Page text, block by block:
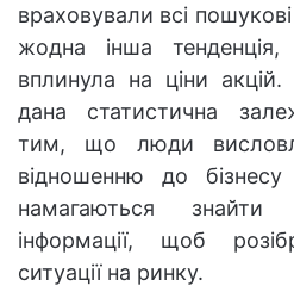
враховували всі
жодна інша тенденція,
вплинула на ціни
дана статистична
тим, що люди
відношенню до
намагаються знайти
інформації, щоб
ситуації на ринку.